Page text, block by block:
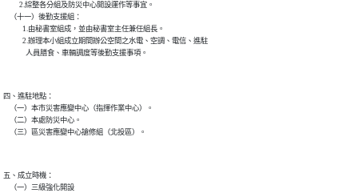
          2.綜整各分組及防災中心開設運作等事宜。
    （十一）後勤支援組：
            1.由秘書室組成，並由秘書室主任兼任組長。
            2.辦理本小組成立期間辦公空間之水電、空調、電信、進駐
四、進駐地點：
    （一）本市災害應變中心（指揮作業中心）。
    （二）本處防災中心。
五、成立時機：
    （一）三級強化開設